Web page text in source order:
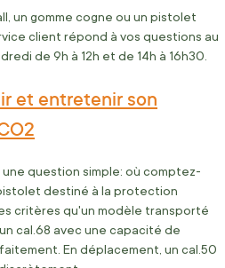
un gomme cogne ou un pistolet
client répond à vos questions au
de 9h à 12h et de 14h à 16h30.
et entretenir son
question simple: où comptez-
destiné à la protection
critères qu'un modèle transporté
cal.68 avec une capacité de
En déplacement, un cal.50